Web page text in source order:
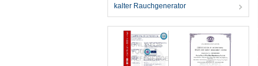
kalter Rauchgenerator